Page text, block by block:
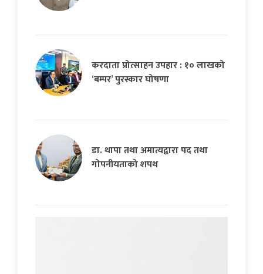
करदाता प्रोत्साहन उपहार : १० लाखको
‘बम्पर’ पुरस्कार घोषणा
डा. थापा तथा अमात्यद्वारा पद तथा
गोपनीयताको शपथ